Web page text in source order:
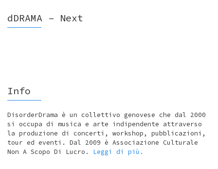
dDRAMA – Next
Info
DisorderDrama è un collettivo genovese che dal 2000
si occupa di musica e arte indipendente attraverso
la produzione di concerti, workshop, pubblicazioni,
tour ed eventi. Dal 2009 è Associazione Culturale
Non A Scopo Di Lucro. Leggi di più.